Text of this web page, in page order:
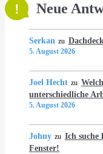
Neue
Serkan zu
5. August 2026
Joel Hecht zu
unterschiedliche
5. August 2026
Johny zu Ich suche
Fenster!